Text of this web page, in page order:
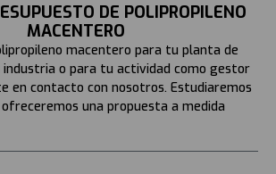
DE POLIPROPILENO
MACENTERO
macentero para tu planta de
industria o para tu actividad como gestor
en contacto con nosotros. Estudiaremos
una propuesta a medida